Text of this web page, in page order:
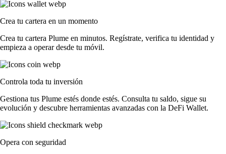
Crea tu cartera en un momento
Crea tu cartera Plume en minutos. Regístrate, verifica tu identidad y
empieza a operar desde tu móvil.
Controla toda tu inversión
Gestiona tus Plume estés donde estés. Consulta tu saldo, sigue su
evolución y descubre herramientas avanzadas con la DeFi Wallet.
Opera con seguridad